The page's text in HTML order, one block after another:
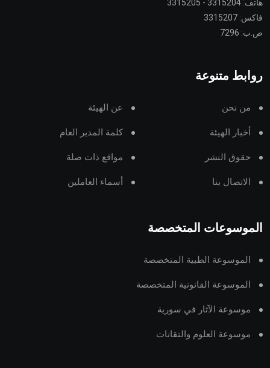
هاتف: 3315204 - 3315205
فاكس: 3315207
ص.ب: 7296
روابط متنوعة
من نحن عن الهيئة
أخبار الهيئة كلمة المدير العام
حقوق النشر مواقع ذات صلة
الاتصال بنا أسماء العاملين
الموسوعات المتخصصة
الموسوعة الطبية المتخصصة
الموسوعة القانونية المتخصصة
موسوعة الآثار في سورية
موسوعة العلوم والتقانات